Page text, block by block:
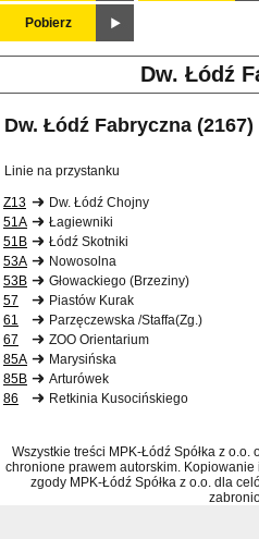
Pobierz
Dw. Łódź
Dw. Łódź Fabryczna (2167)
Linie na przystanku
Z13
Dw. Łódź Chojny
51A
Łagiewniki
51B
Łódź Skotniki
53A
Nowosolna
53B
Głowackiego (Brzeziny)
57
Piastów Kurak
61
Parzęczewska /Staffa(Zg.)
67
ZOO Orientarium
85A
Marysińska
85B
Arturówek
86
Retkinia Kusocińskiego
Wszystkie treści MPK-Łódź Spółka z
chronione prawem autorskim.
zgody MPK-Łódź Spółka z o.o. dla